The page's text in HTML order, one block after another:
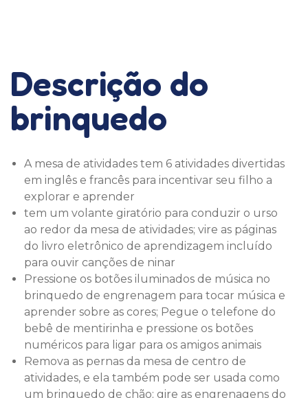
Descrição do
brinquedo
A mesa de atividades tem 6 atividades divertidas
em inglês e francês para incentivar seu filho a
explorar e aprender
tem um volante giratório para conduzir o urso
ao redor da mesa de atividades; vire as páginas
do livro eletrônico de aprendizagem incluído
para ouvir canções de ninar
Pressione os botões iluminados de música no
brinquedo de engrenagem para tocar música e
aprender sobre as cores; Pegue o telefone do
bebê de mentirinha e pressione os botões
numéricos para ligar para os amigos animais
Remova as pernas da mesa de centro de
atividades, e ela também pode ser usada como
um brinquedo de chão; gire as engrenagens do